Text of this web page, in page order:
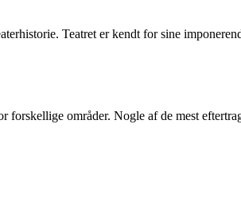
Teatret er kendt for sine
områder. Nogle af de mest